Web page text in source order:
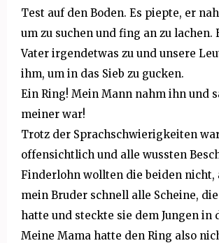
Test auf den Boden. Es piepte, er
um zu suchen und fing an zu lachen.
Vater irgendetwas zu und unsere
ihm, um in das Sieb zu gucken.
Ein Ring! Mein Mann nahm ihn und
meiner war!
Trotz der Sprachschwierigkeiten
offensichtlich und alle wussten
Finderlohn wollten die beiden nicht,
mein Bruder schnell alle Scheine,
hatte und steckte sie dem Jungen in
Meine Mama hatte den Ring also